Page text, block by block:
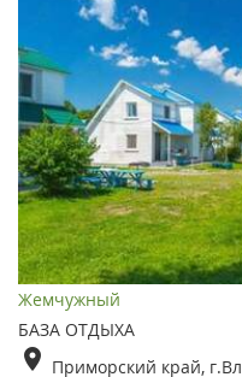
Жемчужный
БАЗА ОТДЫХА
Приморский край,